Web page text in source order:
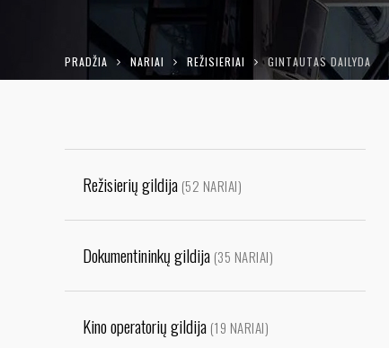
PRADŽIA NARIAI REŽISIERIAI GINTAUTAS DAILYDA
Režisierių gildija (52 NARIAI)
Dokumentininkų gildija (35 NARIAI)
Kino operatorių gildija (19 NARIAI)